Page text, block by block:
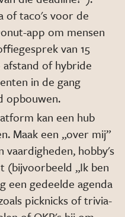
of taco's voor de
app om mensen
van 15
of hybride
in de gang
opbouwen.
kan een hub
Maak een „over mij”
vaardigheden, hobby's
(bijvoorbeeld „Ik ben
een gedeelde agenda
picknicks of trivia-